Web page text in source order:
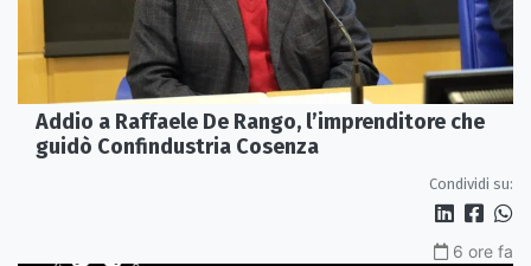
Addio a Raffaele De Rango, l’imprenditore che
guidò Confindustria Cosenza
Condividi su:
6 ore fa